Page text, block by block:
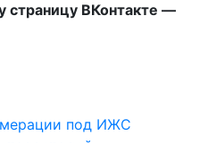
страницу ВКонтакте —